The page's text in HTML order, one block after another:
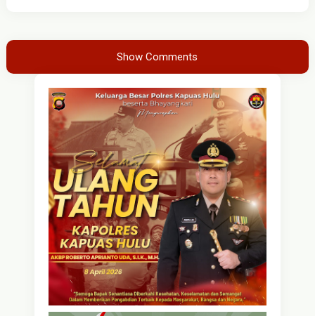
Show Comments